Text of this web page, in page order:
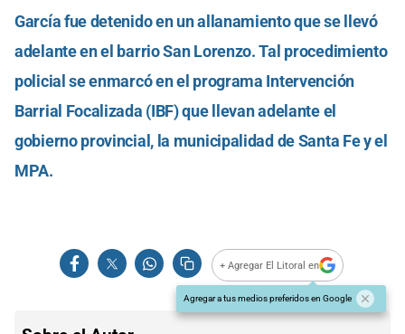
García fue detenido en un allanamiento que se llevó
adelante en el barrio San Lorenzo. Tal procedimiento
policial se enmarcó en el programa Intervención
Barrial Focalizada (IBF) que llevan adelante el
gobierno provincial, la municipalidad de Santa Fe y el
MPA.
+ Agregar El Litoral en
Agregar a tus medios preferidos en Google